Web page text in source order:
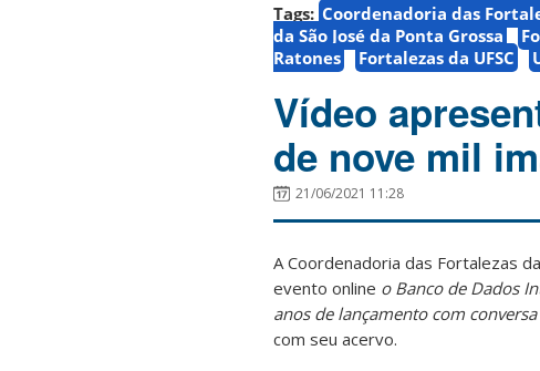
Tags: Coordenadoria das
da São José da Ponta Grossa
Ratones
Fortalezas da UFSC
Vídeo
de nove mil
21/06/2021 11:28
A Coordenadoria das Fortalezas
evento online o Banco de Dados
anos de lançamento com
com seu acervo.